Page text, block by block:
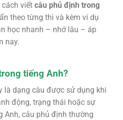
cách viết câu phủ định trong
theo từng thì và kèm ví dụ
học nhanh – nhớ lâu – áp
nay.
tiếng Anh?
là dạng câu được sử dụng khi
động, trạng thái hoặc sự
Anh, câu phủ định thường